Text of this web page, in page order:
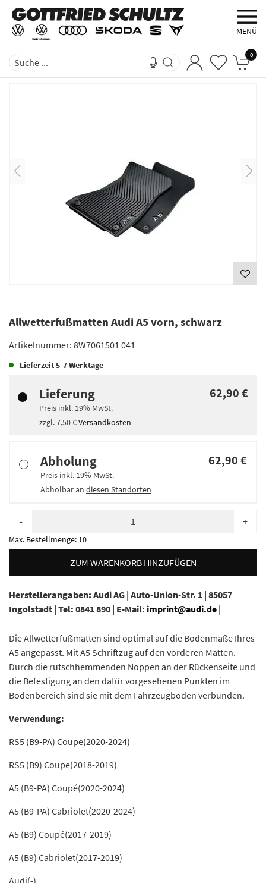
MENÜ
0
Allwetterfußmatten Audi A5 vorn, schwarz
Artikelnummer: 8W7061501 041
Lieferzeit5-7 Werktage
Lieferung
Preis inkl. 19% MwSt.
zzgl.7,50 €Versandkosten
62,90 €
Abholung
Preis inkl. 19% MwSt.
Abholbar an diesen Standorten
62,90 €
- +
Max. Bestellmenge: 10
ZUM WARENKORB HINZUFÜGEN
Herstellerangaben: Audi AG | Auto-Union-Str. 1 | 85057
Ingolstadt | Tel: 0841 890 | E-Mail: imprint@audi.de |
Die Allwetterfußmatten sind optimal auf die Bodenmaße Ihres
A5 angepasst. Mit A5 Schriftzug auf den vorderen Matten.
Durch die rutschhemmenden Noppen an der Rückenseite und
die Befestigung an den dafür vorgesehenen Punkten im
Bodenbereich sind sie mit dem Fahrzeugboden verbunden.
Verwendung:
RS5 (B9-PA) Coupe(2020-2024)
RS5 (B9) Coupe(2018-2019)
A5 (B9-PA) Coupé(2020-2024)
A5 (B9-PA) Cabriolet(2020-2024)
A5 (B9) Coupé(2017-2019)
A5 (B9) Cabriolet(2017-2019)
Audi(-)